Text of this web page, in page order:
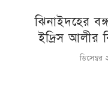
ঝিনাইদহের
ইদ্রিস আলীর